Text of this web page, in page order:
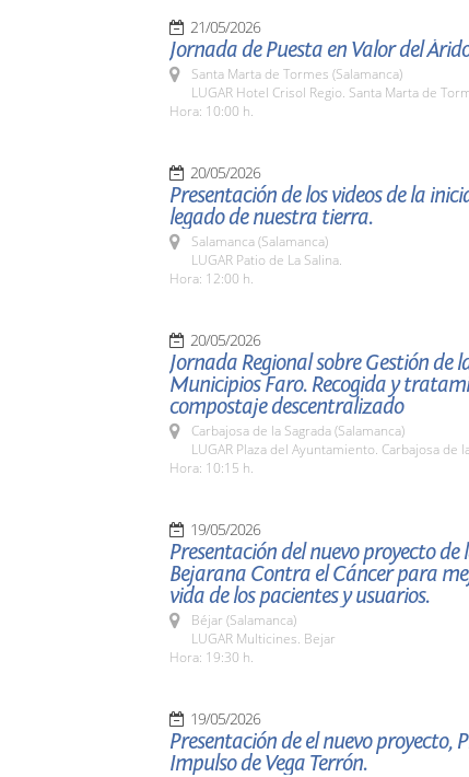
21/05/2026
Jornada de Puesta en Valor del
Santa Marta de Tormes (Salamanca)
LUGAR Hotel Crisol Regio. Santa Marta de
Hora: 10:00 h.
20/05/2026
Presentación de los videos de la
legado de nuestra tierra.
Salamanca (Salamanca)
LUGAR Patio de La Salina.
Hora: 12:00 h.
20/05/2026
Jornada Regional sobre Gestión
Municipios Faro. Recogida y
compostaje descentralizado
Carbajosa de la Sagrada (Salamanca)
LUGAR Plaza del Ayuntamiento. Carbajosa de
Hora: 10:15 h.
19/05/2026
Presentación del nuevo proyecto de
Bejarana Contra el Cáncer para
vida de los pacientes y usuarios.
Béjar (Salamanca)
LUGAR Multicines. Bejar
Hora: 19:30 h.
19/05/2026
Presentación de el nuevo proyecto,
Impulso de Vega Terrón.